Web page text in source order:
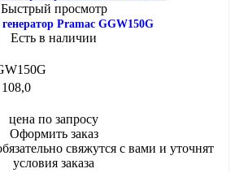
Быстрый просмотр
Pramac GGW150G
Есть в наличии
108,0
цена по запросу
Оформить заказ
свяжутся с вами и уточнят
условия заказа